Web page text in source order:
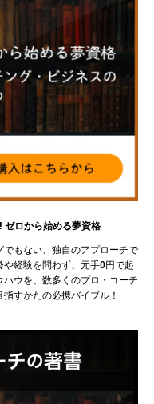
ゼロから始める夢資格
もない、独自のアプローチで
経験を問わず、元手0円で起
ウを、数多くのプロ・コーチ
すかたの必携バイブル！